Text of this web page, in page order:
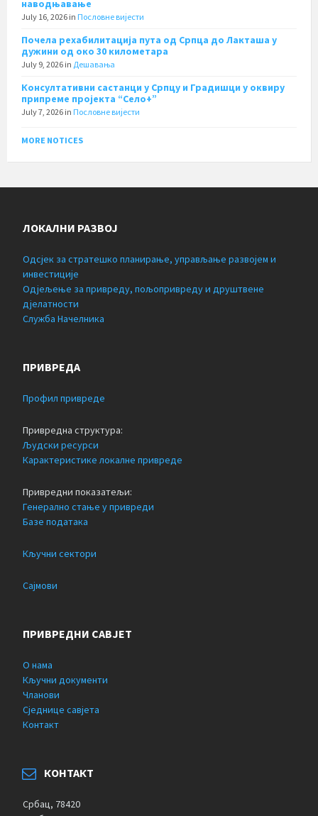
наводњавање
July 16, 2026 in Пословне вијести
Почела рехабилитација пута од Српца до Лакташа у
дужини од око 30 километара
July 9, 2026 in Дешавања
Консултативни састанци у Српцу и Градишци у оквиру
припреме пројекта “Село+”
July 7, 2026 in Пословне вијести
MORE NOTICES
ЛОКАЛНИ РАЗВОЈ
Одсјек за стратешко планирање, управљање развојем и
инвестиције
Одјељење за привреду, пољопривреду и друштвене
дјелатности
Служба Начелника
ПРИВРЕДА
Профил привреде
Привредна структура:
Људски ресурси
Карактеристике локалне привреде
Привредни показатељи:
Генерално стање у привреди
Базе података
Кључни сектори
Сајмови
ПРИВРЕДНИ САВЈЕТ
О нама
Кључни документи
Чланови
Сједнице савјета
Контакт
КОНТАКТ
Србац, 78420